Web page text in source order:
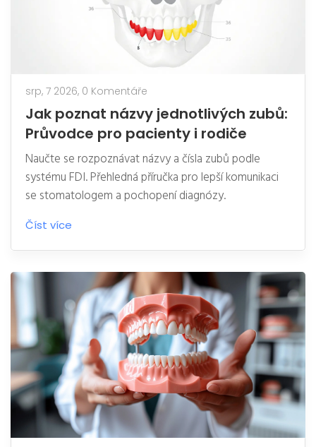
srp, 7 2026, 0 Komentáře
Jak poznat názvy jednotlivých zubů:
Průvodce pro pacienty i rodiče
Naučte se rozpoznávat názvy a čísla zubů podle
systému FDI. Přehledná příručka pro lepší komunikaci
se stomatologem a pochopení diagnózy.
Číst více